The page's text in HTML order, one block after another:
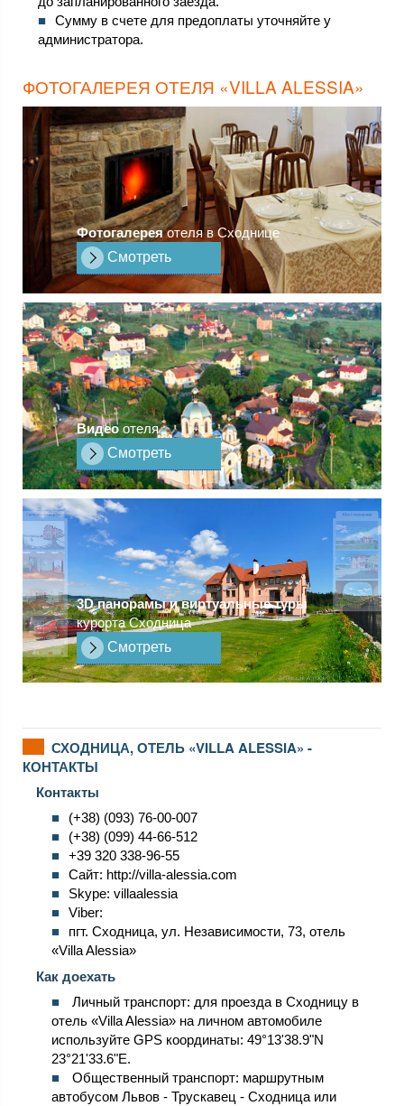
Сумму в счете для предоплаты уточняйте у
администратора.
ФОТОГАЛЕРЕЯ ОТЕЛЯ «VILLA ALESSIA»
Фотогалереяотеля в Сходнице
Смотреть
Видеоотеля
Смотреть
3D панорамы и виртуальные туры
курорта Сходница
Смотреть
СХОДНИЦА, ОТЕЛЬ «VILLA ALESSIA» -
КОНТАКТЫ
Контакты
(+38) (093) 76-00-007
(+38) (099) 44-66-512
+39 320 338-96-55
Сайт: http://villa-alessia.com
Skype: villaalessia
Viber:
пгт. Сходница, ул. Независимости, 73, отель
«Villa Alessia»
Как доехать
Личный транспорт: для проезда в Сходницу в
отель «Villa Alessia» на личном автомобиле
используйте GPS координаты: 49°13'38.9"N
23°21'33.6"E.
Общественный транспорт: маршрутным
автобусом Львов - Трускавец - Сходница или